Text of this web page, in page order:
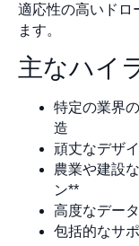
適応性の高いドロ
ます。
主なハイ
特定の業界
造
頑丈なデザ
農業や建設
ン**
高度なデー
包括的なサ